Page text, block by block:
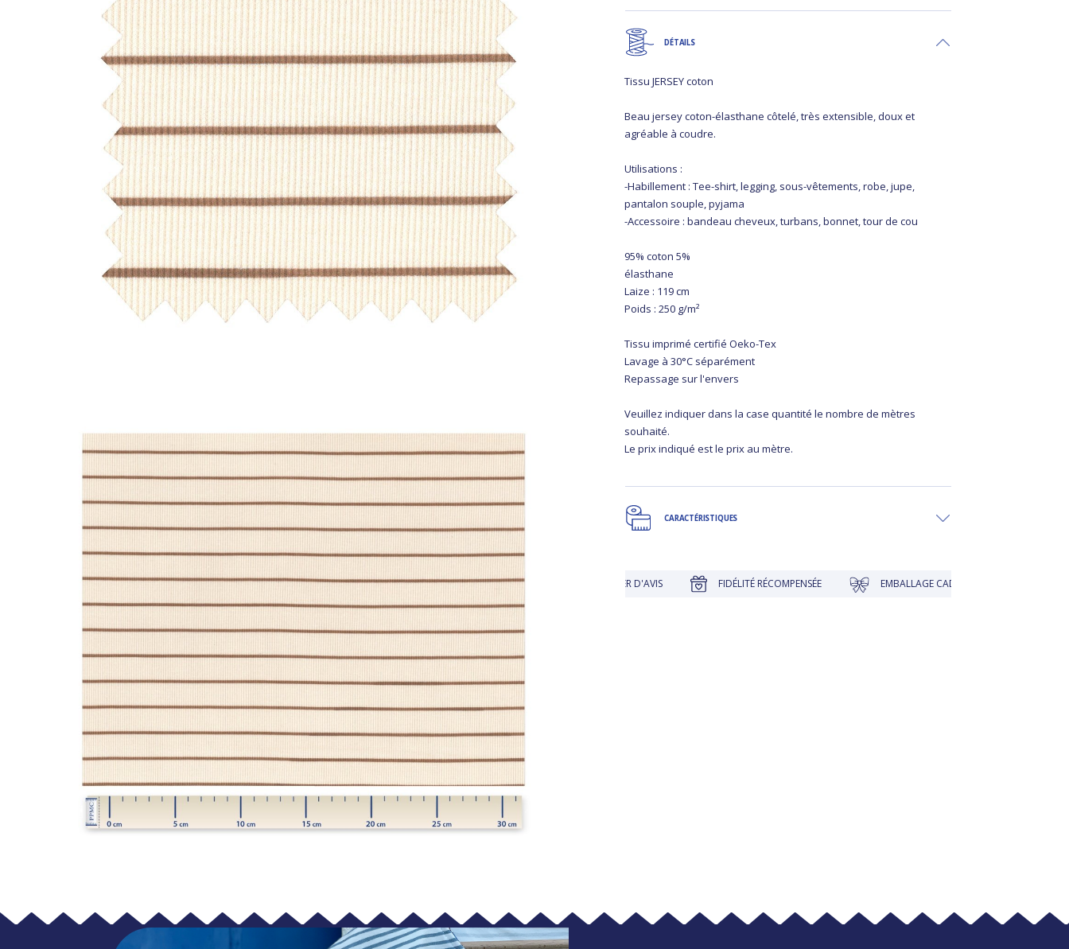
DÉTAILS
Tissu JERSEY coton
Beau jersey coton-élasthane côtelé, très extensible, doux et
agréable à coudre.
Utilisations :
-Habillement : Tee-shirt, legging, sous-vêtements, robe, jupe,
pantalon souple, pyjama
-Accessoire : bandeau cheveux, turbans, bonnet, tour de cou
95% coton 5%
Laize : 119 cm
Poids : 250 g/m²
Tissu imprimé certifié Oeko-Tex
Lavage à 30°C séparément
Repassage sur l'envers
Veuillez indiquer dans la case quantité le nombre de mètres
souhaité.
Le prix indiqué est le prix au mètre.
CARACTÉRISTIQUES
LIVRAISON OFFERTE EN BOUTIQUE JUSQU'À 30 JOURS POUR CHANGER D'AVIS FIDÉLITÉ RÉCOMPENSÉE EMBALLAGE CADEAU À PRIX DOUX